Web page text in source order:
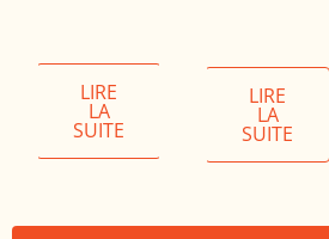
LIRE
LA
SUITE
LIRE
LA
SUITE